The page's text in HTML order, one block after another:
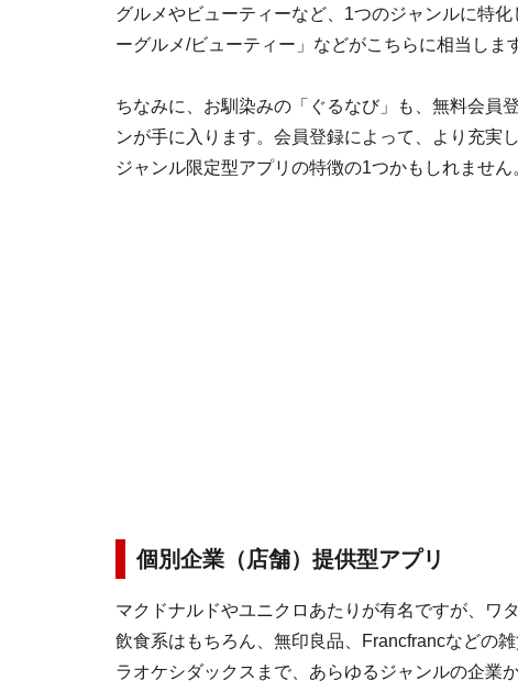
グルメやビューティーなど、1つのジャンルに特
ーグルメ/ビューティー」などがこちらに相当しま
ちなみに、お馴染みの「ぐるなび」も、無料会員
ンが手に入ります。会員登録によって、より充実
ジャンル限定型アプリの特徴の1つかもしれません
個別企業（店舗）提供型アプリ
マクドナルドやユニクロあたりが有名ですが、ワ
飲食系はもちろん、無印良品、Francfrancなどの
ラオケシダックスまで、あらゆるジャンルの企業